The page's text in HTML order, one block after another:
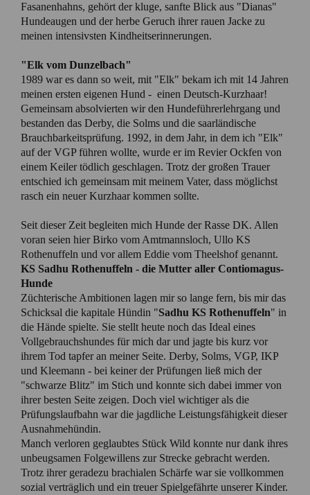
Fasanenhahns, gehört der kluge, sanfte Blick aus "Dianas"
Hundeaugen und der herbe Geruch ihrer rauen Jacke zu
meinen intensivsten Kindheitserinnerungen.
"Elk vom Dunzelbach"
1989 war es dann so weit, mit "Elk" bekam ich mit 14 Jahren
meinen ersten eigenen Hund - einen Deutsch-Kurzhaar!
Gemeinsam absolvierten wir den Hundeführerlehrgang und
bestanden das Derby, die Solms und die saarländische
Brauchbarkeitsprüfung. 1992, in dem Jahr, in dem ich "Elk"
auf der VGP führen wollte, wurde er im Revier Ockfen von
einem Keiler tödlich geschlagen. Trotz der großen Trauer
entschied ich gemeinsam mit meinem Vater, dass möglichst
rasch ein neuer Kurzhaar kommen sollte.
Seit dieser Zeit begleiten mich Hunde der Rasse DK. Allen
voran seien hier Birko vom Amtmannsloch, Ullo KS
Rothenuffeln und vor allem Eddie vom Theelshof genannt.
KS Sadhu Rothenuffeln - die Mutter aller Contiomagus-
Hunde
Züchterische Ambitionen lagen mir so lange fern, bis mir das
Schicksal die kapitale Hündin "Sadhu KS Rothenuffeln" in
die Hände spielte. Sie stellt heute noch das Ideal eines
Vollgebrauchshundes für mich dar und jagte bis kurz vor
ihrem Tod tapfer an meiner Seite. Derby, Solms, VGP, IKP
und Kleemann - bei keiner der Prüfungen ließ mich der
"schwarze Blitz" im Stich und konnte sich dabei immer von
ihrer besten Seite zeigen. Doch viel wichtiger als die
Prüfungslaufbahn war die jagdliche Leistungsfähigkeit dieser
Ausnahmehündin.
Manch verloren geglaubtes Stück Wild konnte nur dank ihres
unbeugsamen Folgewillens zur Strecke gebracht werden.
Trotz ihrer geradezu brachialen Schärfe war sie vollkommen
sozial verträglich und ein treuer Spielgefährte unserer Kinder.